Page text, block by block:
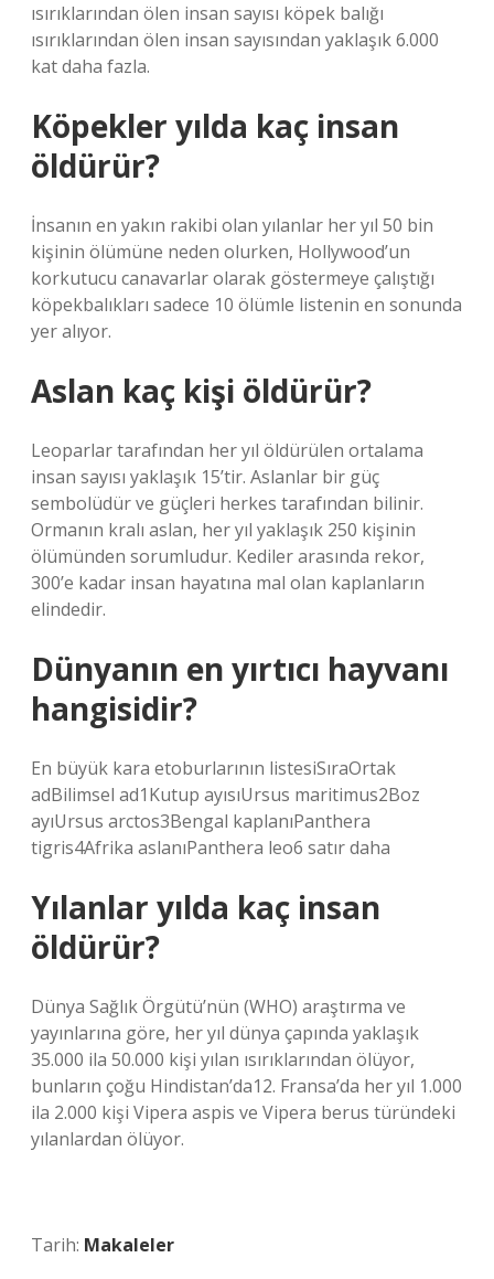
ısırıklarından ölen insan sayısı köpek balığı
ısırıklarından ölen insan sayısından yaklaşık 6.000
kat daha fazla.
Köpekler yılda kaç insan
öldürür?
İnsanın en yakın rakibi olan yılanlar her yıl 50 bin
kişinin ölümüne neden olurken, Hollywood’un
korkutucu canavarlar olarak göstermeye çalıştığı
köpekbalıkları sadece 10 ölümle listenin en sonunda
yer alıyor.
Aslan kaç kişi öldürür?
Leoparlar tarafından her yıl öldürülen ortalama
insan sayısı yaklaşık 15’tir. Aslanlar bir güç
sembolüdür ve güçleri herkes tarafından bilinir.
Ormanın kralı aslan, her yıl yaklaşık 250 kişinin
ölümünden sorumludur. Kediler arasında rekor,
300’e kadar insan hayatına mal olan kaplanların
elindedir.
Dünyanın en yırtıcı hayvanı
hangisidir?
En büyük kara etoburlarının listesiSıraOrtak
adBilimsel ad1Kutup ayısıUrsus maritimus2Boz
ayıUrsus arctos3Bengal kaplanıPanthera
tigris4Afrika aslanıPanthera leo6 satır daha
Yılanlar yılda kaç insan
öldürür?
Dünya Sağlık Örgütü’nün (WHO) araştırma ve
yayınlarına göre, her yıl dünya çapında yaklaşık
35.000 ila 50.000 kişi yılan ısırıklarından ölüyor,
bunların çoğu Hindistan’da12. Fransa’da her yıl 1.000
ila 2.000 kişi Vipera aspis ve Vipera berus türündeki
yılanlardan ölüyor.
Tarih: Makaleler